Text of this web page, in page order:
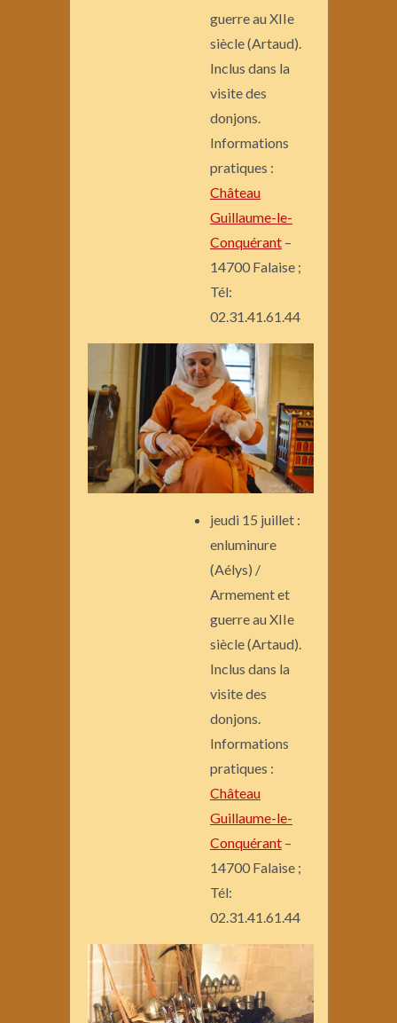
guerre au XIIe
siècle (Artaud).
Inclus dans la
visite des
donjons.
Informations
pratiques :
Château
Guillaume-le-
Conquérant –
14700 Falaise ;
Tél:
02.31.41.61.44
jeudi 15 juillet :
enluminure
(Aélys) /
Armement et
guerre au XIIe
siècle (Artaud).
Inclus dans la
visite des
donjons.
Informations
pratiques :
Château
Guillaume-le-
Conquérant –
14700 Falaise ;
Tél:
02.31.41.61.44